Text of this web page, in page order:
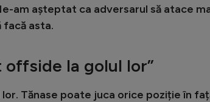
am așteptat ca adversarul să atace
facă asta.
offside la golul lor”
Tănase poate juca orice poziție în